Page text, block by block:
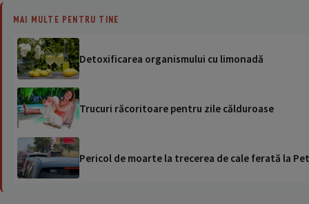
MAI MULTE PENTRU TINE
Detoxificarea organismului cu limonadă
Trucuri răcoritoare pentru zile călduroase
Pericol de moarte la trecerea de cale ferată la